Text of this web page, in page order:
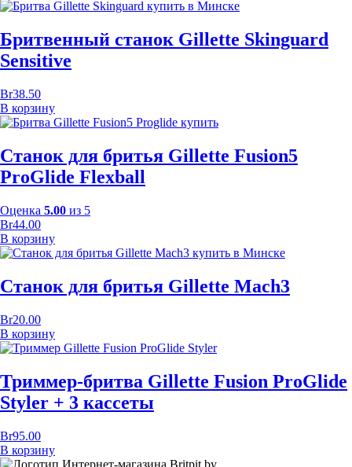
Бритвенный станок Gillette Skinguard
Sensitive
Br38.50
В корзину
Станок для бритья Gillette Fusion5
ProGlide Flexball
Оценка 5.00 из 5
Br44.00
В корзину
Станок для бритья Gillette Mach3
Br20.00
В корзину
Триммер-бритва Gillette Fusion ProGlide
Styler + 3 кассеты
Br95.00
В корзину